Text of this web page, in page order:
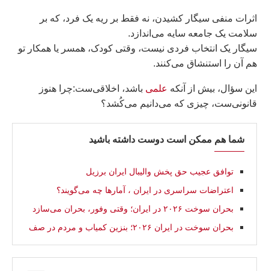
اثرات منفی سیگار کشیدن، نه فقط بر ریه یک فرد، که بر
سلامت یک جامعه سایه می‌اندازد.
سیگار یک انتخاب فردی نیست، وقتی کودک، همسر یا همکار تو
هم آن را استنشاق می‌کنند.
این سؤال، بیش از آنکه علمی باشد، اخلاقی‌ست:چرا هنوز
قانونی‌ست، چیزی که می‌دانیم می‌کُشد؟
شما هم ممکن است دوست داشته باشید
توافق عجیب حق پخش والیبال ایران برزیل
اعتراضات سراسری در ایران ، آمارها چه می‌گویند؟
بحران سوخت ۲۰۲۶ در ایران؛ وقتی وفور، بحران می‌سازد
بحران سوخت در ایران ۲۰۲۶؛ بنزین کمیاب و مردم در صف